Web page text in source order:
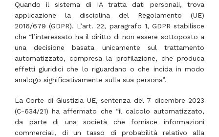
Quando il sistema di IA tratta dati personali, trova
applicazione la disciplina del Regolamento (UE)
2016/679 (GDPR). L’art. 22, paragrafo 1, GDPR stabilisce
che “l’interessato ha il diritto di non essere sottoposto a
una decisione basata unicamente sul trattamento
automatizzato, compresa la profilazione, che produca
effetti giuridici che lo riguardano o che incida in modo
analogo significativamente sulla sua persona”.
La Corte di Giustizia UE, sentenza del 7 dicembre 2023
(C-634/21) ha affermato che “il calcolo automatizzato,
da parte di una società che fornisce informazioni
commerciali, di un tasso di probabilità relativo alla